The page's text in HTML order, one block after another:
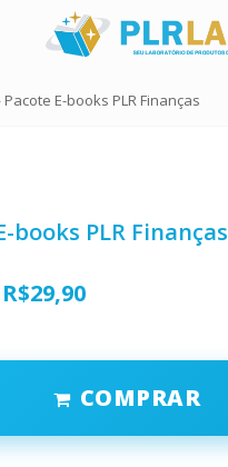
Pacote E-books PLR Finanças
books PLR Finanças
O
original
R$97,00.
R$29,90O
atual
é:
R$29,90.
COMPRAR